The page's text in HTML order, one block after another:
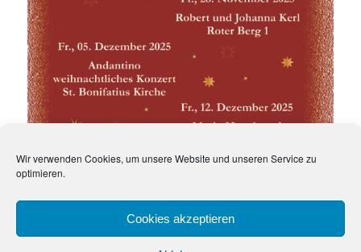
Wir verwenden Cookies, um unsere Website und unseren Service zu
optimieren.
Cookies akzeptieren